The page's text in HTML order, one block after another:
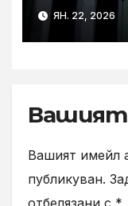
ЯН. 22, 2026
Вашият имейл
публикуван.
отбелязани с *